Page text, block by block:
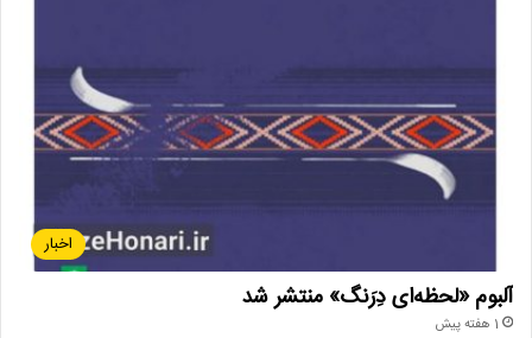
اخبار
آلبوم «لحظه‌ای دِرَنگ» منتشر شد
1 هفته پیش